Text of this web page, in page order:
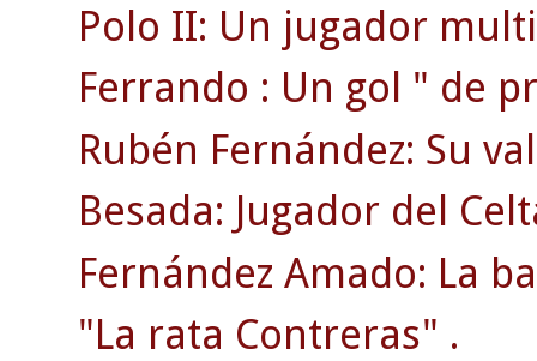
Polo II: Un jugador
Ferrando : Un gol " de
Rubén Fernández: Su
Besada: Jugador del
Fernández Amado: La
"La rata Contreras" .